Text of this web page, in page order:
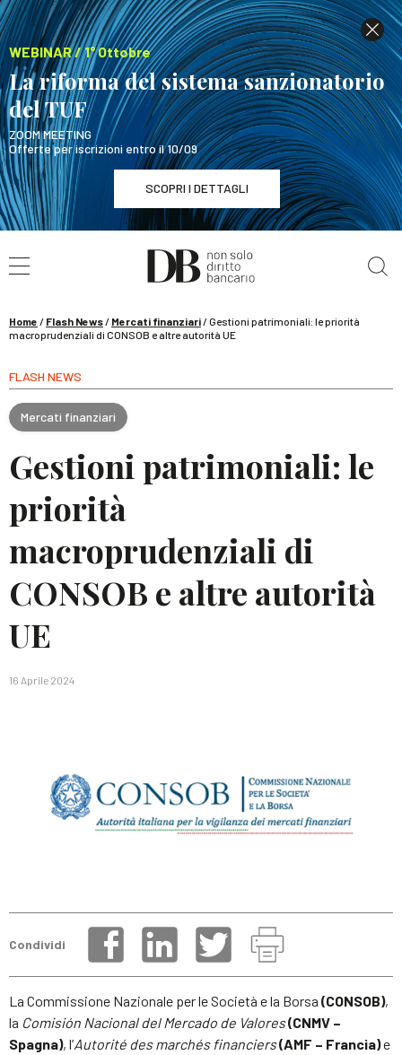
WEBINAR / 1° Ottobre
La riforma del sistema sanzionatorio
del TUF
ZOOM MEETING
Offerte per iscrizioni entro il 10/09
SCOPRI I DETTAGLI
WEBINAR / 1° Ottobre
La riforma del sistema sanzionatorio del TUF
Home / Flash News/ Mercati finanziari/Gestioni patrimoniali: le priorità
macroprudenziali di CONSOB e altre autorità UE
FLASH NEWS
Mercati finanziari
Gestioni patrimoniali: le
priorità
macroprudenziali di
CONSOB e altre autorità
UE
16 Aprile 2024
Condividi
La Commissione Nazionale per le Società e la Borsa (CONSOB),
la Comisión Nacional del Mercado de Valores(CNMV –
Spagna), l’Autorité des marchés financiers(AMF – Francia)e